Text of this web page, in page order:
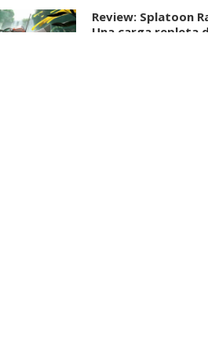
Review: Splatoon
Una carga repleta